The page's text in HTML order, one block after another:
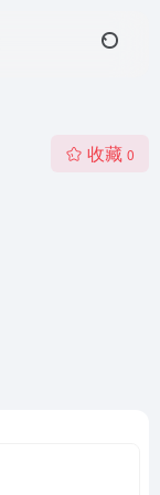
收藏 0